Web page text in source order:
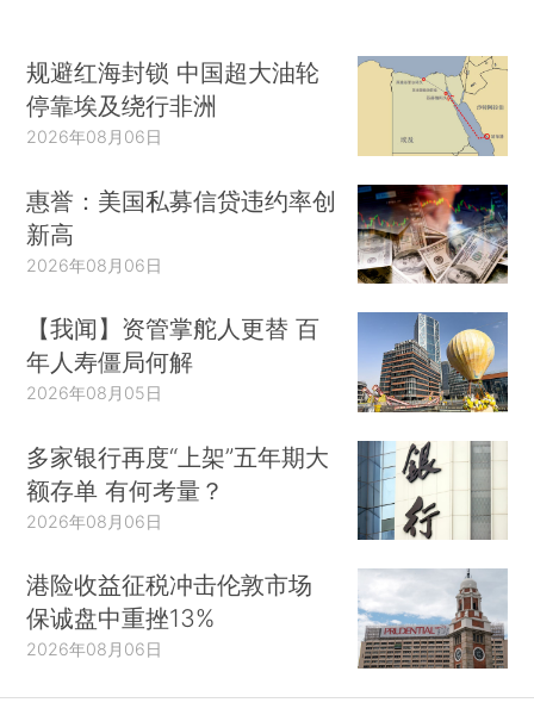
规避红海封锁 中国超大油轮
停靠埃及绕行非洲
2026年08月06日
惠誉：美国私募信贷违约率创
新高
2026年08月06日
【我闻】资管掌舵人更替 百
年人寿僵局何解
2026年08月05日
多家银行再度“上架”五年期大
额存单 有何考量？
2026年08月06日
港险收益征税冲击伦敦市场
保诚盘中重挫13%
2026年08月06日